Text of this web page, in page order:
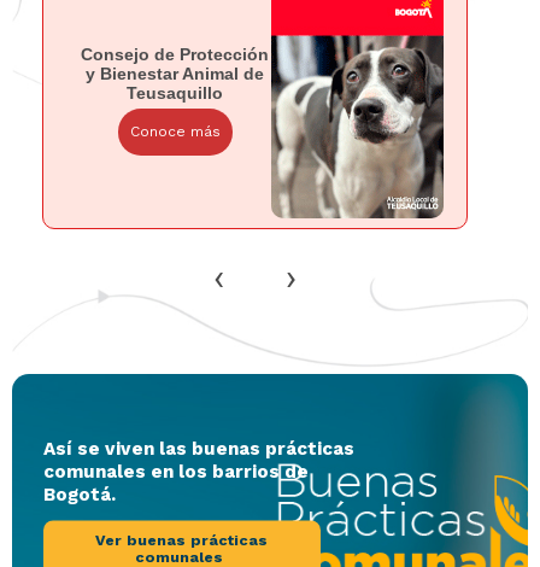
Consejo de Protección
y Bienestar Animal de
Teusaquillo
Conoce más
‹ ›
Así se viven las buenas prácticas
comunales en los barrios de
Bogotá.
Ver buenas prácticas
comunales